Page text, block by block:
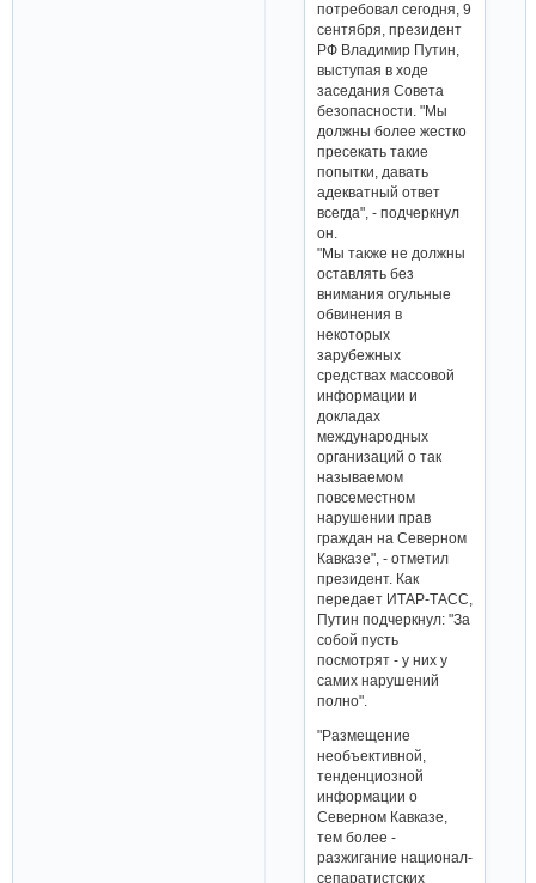
потребовал сегодня, 9
сентября, президент
РФ Владимир Путин,
выступая в ходе
заседания Совета
безопасности. "Мы
должны более жестко
пресекать такие
попытки, давать
адекватный ответ
всегда", - подчеркнул
он.
"Мы также не должны
оставлять без
внимания огульные
обвинения в
некоторых
зарубежных
средствах массовой
информации и
докладах
международных
организаций о так
называемом
повсеместном
нарушении прав
граждан на Северном
Кавказе", - отметил
президент. Как
передает ИТАР-ТАСС,
Путин подчеркнул: "За
собой пусть
посмотрят - у них у
самих нарушений
полно".
"Размещение
необъективной,
тенденциозной
информации о
Северном Кавказе,
тем более -
разжигание национал-
сепаратистских